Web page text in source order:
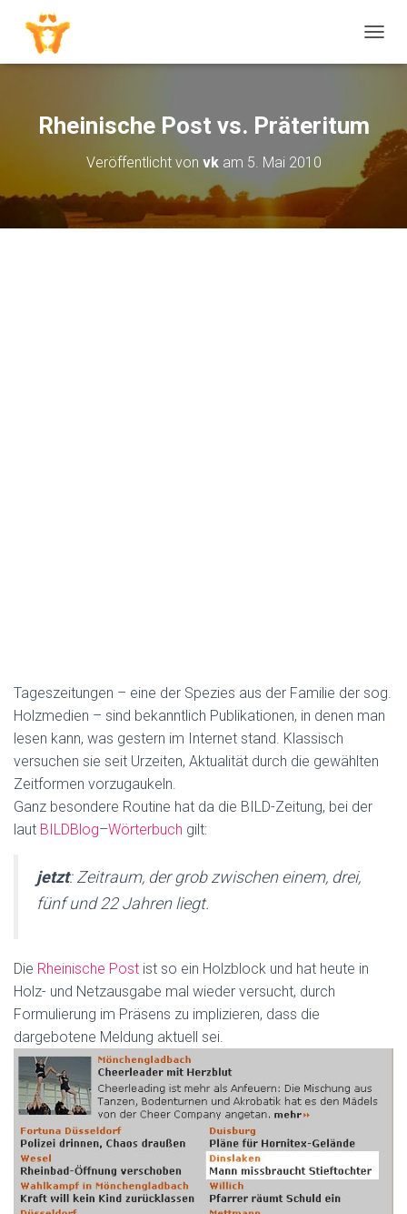
A
T
Rheinische Post vs. Präteritum
Veröffentlicht von vkam 5. Mai 2010
Tageszeitungen – eine der Spezies aus der Familie der sog.
Holzmedien – sind bekanntlich Publikationen, in denen man
lesen kann, was gestern im Internet stand. Klassisch
versuchen sie seit Urzeiten, Aktualität durch die gewählten
Zeitformen vorzugaukeln.
Ganz besondere Routine hat da die BILD-Zeitung, bei der
laut BILDBlog–Wörterbuch gilt:
jetzt: Zeitraum, der grob zwischen einem, drei,
fünf und 22 Jahren liegt.
Die Rheinische Post ist so ein Holzblock und hat heute in
Holz- und Netzausgabe mal wieder versucht, durch
Formulierung im Präsens zu implizieren, dass die
dargebotene Meldung aktuell sei.